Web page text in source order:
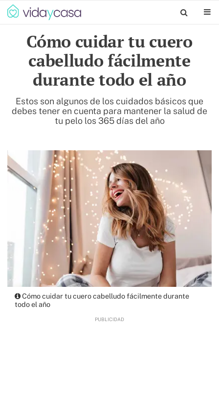
Cómo cuidar tu cuero
cabelludo fácilmente
durante todo el año
Estos son algunos de los cuidados básicos que
debes tener en cuenta para mantener la salud de
tu pelo los 365 días del año
Cómo cuidar tu cuero cabelludo fácilmente durante
todo el año